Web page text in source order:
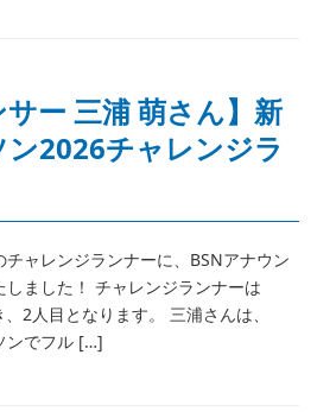
サー 三浦 萌さん】新
2026チャレンジラ
ャレンジランナーに、BSNアナウン
ました！ チャレンジランナーは
2人目となります。 三浦さんは、
ンでフル […]